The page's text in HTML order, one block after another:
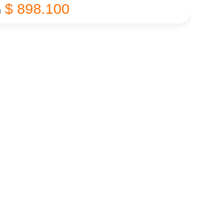
$898.100